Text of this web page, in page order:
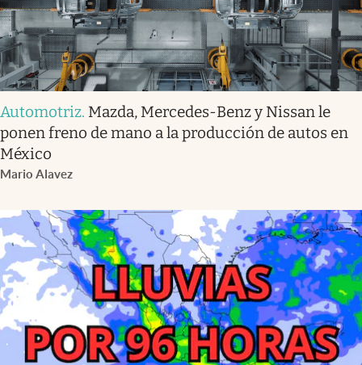
Automotriz. Mazda, Mercedes-Benz y Nissan le
ponen freno de mano a la producción de autos en
México
Mario Alavez